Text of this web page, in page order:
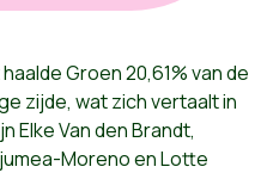
Groen20,61% van de
zijde, wat zich vertaalt in
Elke Van den Brandt,
Moreno en Lotte